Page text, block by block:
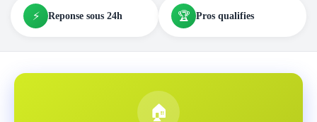
⚡ Reponse sous 24h 🏆 Pros qualifies
🏠